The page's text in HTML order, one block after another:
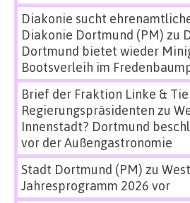
Diakonie sucht
Diakonie Dortmund (PM) zu
Dortmund bietet wieder
Bootsverleih im
Brief der Fraktion Linke &
Regierungspräsidenten zu
Innenstadt? Dortmund
vor der Außengastronomie
Stadt Dortmund (PM) zu
Jahresprogramm 2026 vor